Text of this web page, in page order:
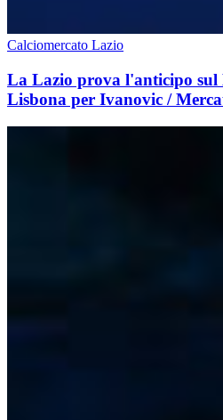
Calciomercato Lazio
La Lazio prova l'anticipo sul
Lisbona per Ivanovic /